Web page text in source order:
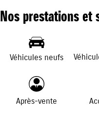
Nos prestations et
Véhicules neufs
Après-vente